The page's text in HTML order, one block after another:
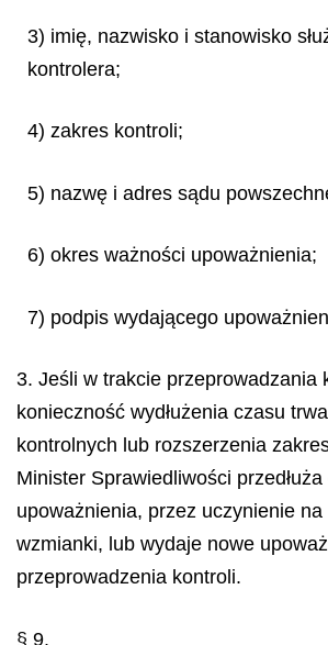
3) imię, nazwisko i stanowisko
kontrolera;
4) zakres kontroli;
5) nazwę i adres sądu
6) okres ważności upoważnienia;
7) podpis wydającego
3. Jeśli w trakcie przeprowadzania
konieczność wydłużenia czasu
kontrolnych lub rozszerzenia
Minister Sprawiedliwości
upoważnienia, przez uczynienie
wzmianki, lub wydaje nowe
przeprowadzenia kontroli.
§ 9.